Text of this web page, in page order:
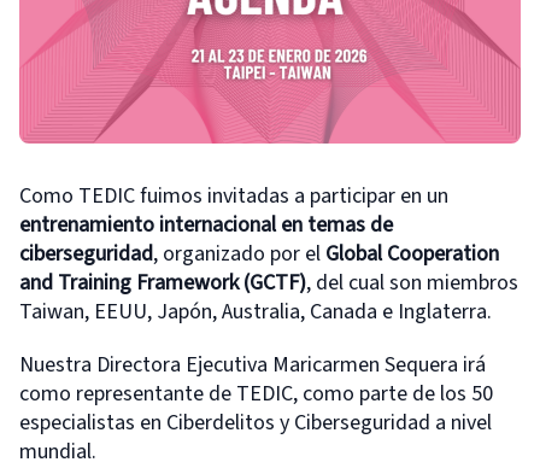
Como TEDIC fuimos invitadas a participar en un
entrenamiento internacional en temas de
ciberseguridad, organizado por el Global Cooperation
and Training Framework (GCTF), del cual son miembros
Taiwan, EEUU, Japón, Australia, Canada e Inglaterra.
Nuestra Directora Ejecutiva Maricarmen Sequera irá
como representante de TEDIC, como parte de los 50
especialistas en Ciberdelitos y Ciberseguridad a nivel
mundial.